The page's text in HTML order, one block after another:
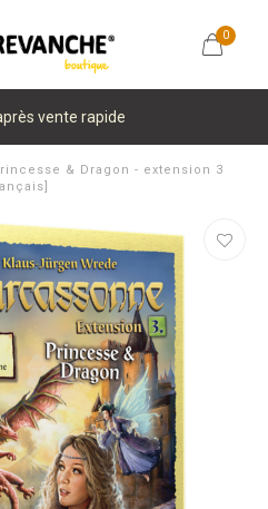
0
vente rapide
& Dragon - extension 3